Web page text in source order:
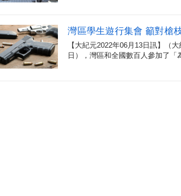
灣區學生遊行集會 籲對槍
【大紀元2022年06月13日訊】（
日），灣區和全國數百人參加了